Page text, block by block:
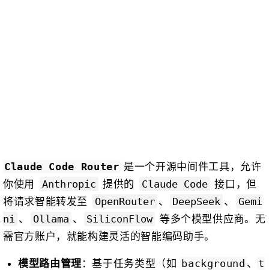
Claude Code Router 是一个开源中间件工具，允许
你使用
Anthropic 提供的 Claude Code 接口，但
将请求智能转发至
OpenRouter 、 DeepSeek 、
Gemi
ni 、 Ollama 、 SiliconFlow 等多个模型供应商。无
需官方账户，就能构建灵活的智能编码助手。
模型路由管理：基于任务类型（如 background 、
t